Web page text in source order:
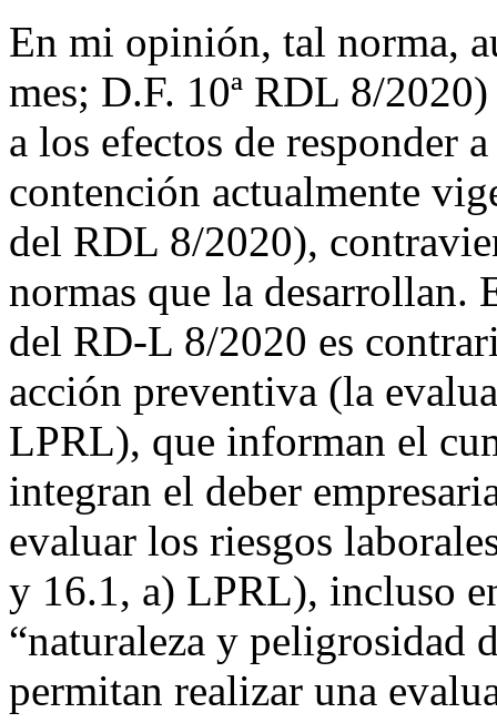
En mi opinión, tal norma,
mes; D.F. 10ª RDL 8/
a los efectos de responder
contención actualmente
del RDL 8/2020),
normas que la
del RD-L 8/2020 es
acción preventiva (la
LPRL), que informan el
integran el deber
evaluar los riesgos
y 16.1, a) LPRL), incluso
“naturaleza y peligrosidad
permitan realizar una